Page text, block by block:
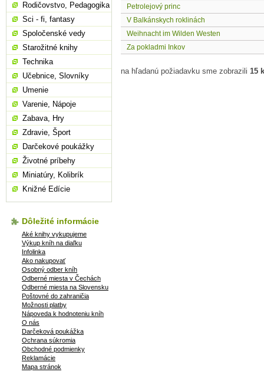
Petrolejový princ
V Balkánskych roklinách
Weihnacht im Wilden Westen
Za pokladmi Inkov
na hľadanú požiadavku sme zobrazili 15
Rodičovstvo, Pedagogika
Sci - fi, fantasy
Spoločenské vedy
Starožitné knihy
Technika
Učebnice, Slovníky
Umenie
Varenie, Nápoje
Zabava, Hry
Zdravie, Šport
Darčekové poukážky
Životné príbehy
Miniatúry, Kolibrík
Knižné Edície
Dôležité informácie
Aké knihy vykupujeme
Výkup kníh na diaľku
Infolinka
Ako nakupovať
Osobný odber kníh
Odberné miesta v Čechách
Odberné miesta na Slovensku
Poštovné do zahraničia
Možnosti platby
Nápoveda k hodnoteniu kníh
O nás
Darčeková poukážka
Ochrana súkromia
Obchodné podmienky
Reklamácie
Mapa stránok